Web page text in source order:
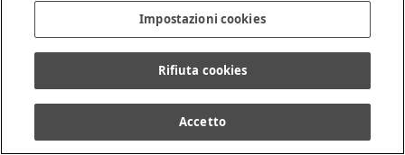
Impostazioni cookies
Rifiuta cookies
Accetto